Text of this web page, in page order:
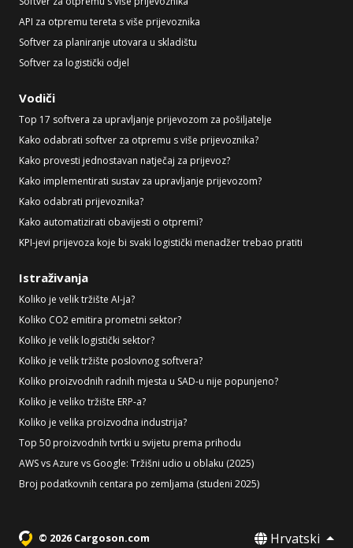
API za otpremu tereta s više prijevoznika
Softver za planiranje utovara u skladištu
Softver za logistički odjel
Vodiči
Top 17 softvera za upravljanje prijevozom za pošiljatelje
Kako odabrati softver za otpremu s više prijevoznika?
Kako provesti jednostavan natječaj za prijevoz?
Kako implementirati sustav za upravljanje prijevozom?
Kako odabrati prijevoznika?
Kako automatizirati obavijesti o otpremi?
KPI-jevi prijevoza koje bi svaki logistički menadžer trebao pratiti
Istraživanja
Koliko je velik tržište AI-ja?
Koliko CO2 emitira prometni sektor?
Koliko je velik logistički sektor?
Koliko je velik tržište poslovnog softvera?
Koliko proizvodnih radnih mjesta u SAD-u nije popunjeno?
Koliko je veliko tržište ERP-a?
Koliko je velika proizvodna industrija?
Top 50 proizvodnih tvrtki u svijetu prema prihodu
AWS vs Azure vs Google: Tržišni udio u oblaku (2025)
Broj podatkovnih centara po zemljama (studeni 2025)
© 2026 Cargoson.com Hrvatski